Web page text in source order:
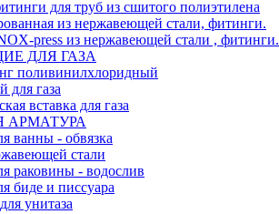
для труб из сшитого полиэтилена
из нержавеющей стали, фитинги.
press из нержавеющей стали , фитинги.
ДЛЯ ГАЗА
поливинилхлоридный
для газа
вставка для газа
АРМАТУРА
- обвязка
стали
- водослив
и писсуара
унитаза